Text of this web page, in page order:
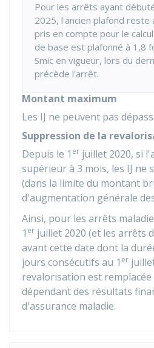
Pour les arrêts ayant
2025, l'ancien plafond reste
pris en compte pour le
de base est plafonné à 1,8
Smic en vigueur, lors du
précède l'arrêt.
Montant maximum
Les IJ ne peuvent pas
Suppression de la
Depuis le 1 er juillet 2020, si
supérieur à 3 mois, les IJ ne
(dans la limite du montant
d'augmentation générale
Ainsi, pour les arrêts
1 er juillet 2020 (et les arrêts
avant cette date dont la
jours consécutifs au 1 er
revalorisation est
dépendant des résultats
d'assurance maladie.